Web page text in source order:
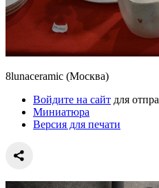
8lunaceramic (Москва)
Войдите на сайт для
Миниатюра
Версия для печати